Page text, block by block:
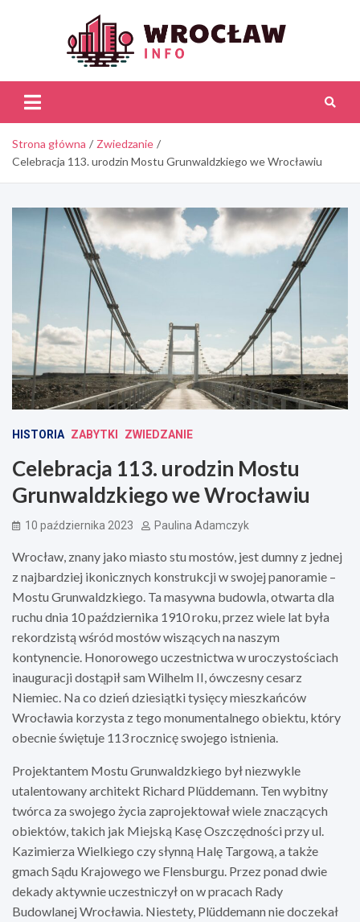
Strona główna
Zwiedzanie
Celebracja 113. urodzin Mostu Grunwaldzkiego we Wrocławiu
HISTORIA ZABYTKI ZWIEDZANIE
Celebracja 113. urodzin Mostu
Grunwaldzkiego we Wrocławiu
10 października 2023 Paulina Adamczyk
Wrocław, znany jako miasto stu mostów, jest dumny z jednej
z najbardziej ikonicznych konstrukcji w swojej panoramie –
Mostu Grunwaldzkiego. Ta masywna budowla, otwarta dla
ruchu dnia 10 października 1910 roku, przez wiele lat była
rekordzistą wśród mostów wiszących na naszym
kontynencie. Honorowego uczestnictwa w uroczystościach
inauguracji dostąpił sam Wilhelm II, ówczesny cesarz
Niemiec. Na co dzień dziesiątki tysięcy mieszkańców
Wrocławia korzysta z tego monumentalnego obiektu, który
obecnie świętuje 113 rocznicę swojego istnienia.
Projektantem Mostu Grunwaldzkiego był niezwykle
utalentowany architekt Richard Plüddemann. Ten wybitny
twórca za swojego życia zaprojektował wiele znaczących
obiektów, takich jak Miejską Kasę Oszczędności przy ul.
Kazimierza Wielkiego czy słynną Halę Targową, a także
gmach Sądu Krajowego we Flensburgu. Przez ponad dwie
dekady aktywnie uczestniczył on w pracach Rady
Budowlanej Wrocławia. Niestety, Plüddemann nie doczekał